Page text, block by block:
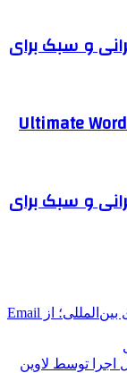
و سبک برای
Ultimate
و سبک برای
راهنمای انتخاب VPS برای کسب‌وکارهای بین‌المللی؛ از Email
اجرا توسط لاوین